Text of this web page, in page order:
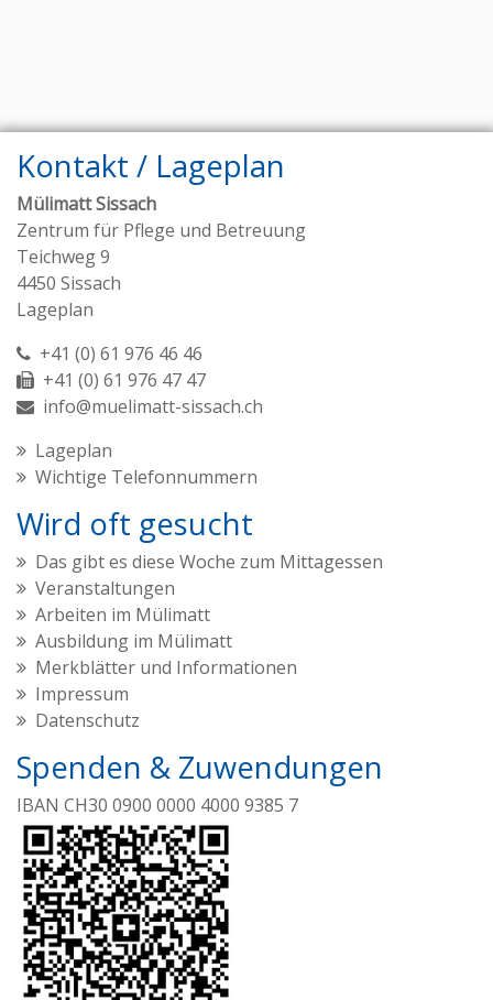
Kontakt / Lageplan
Mülimatt Sissach
Zentrum für Pflege und Betreuung
Teichweg 9
4450 Sissach
Lageplan
+41 (0) 61 976 46 46
+41 (0) 61 976 47 47
info@muelimatt-sissach.ch
Lageplan
Wichtige Telefonnummern
Wird oft gesucht
Das gibt es diese Woche zum Mittagessen
Veranstaltungen
Arbeiten im Mülimatt
Ausbildung im Mülimatt
Merkblätter und Informationen
Impressum
Datenschutz
Spenden & Zuwendungen
IBAN CH30 0900 0000 4000 9385 7